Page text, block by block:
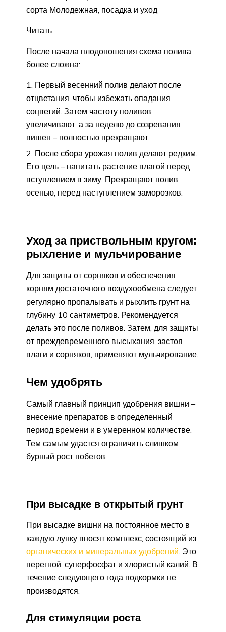
сорта Молодежная, посадка и уход
Читать
После начала плодоношения схема полива
более сложна:
Первый весенний полив делают после
отцветания, чтобы избежать опадания
соцветий. Затем частоту поливов
увеличивают, а за неделю до созревания
вишен – полностью прекращают.
После сбора урожая полив делают редким.
Его цель – напитать растение влагой перед
вступлением в зиму. Прекращают полив
осенью, перед наступлением заморозков.
Уход за приствольным кругом:
рыхление и мульчирование
Для защиты от сорняков и обеспечения
корням достаточного воздухообмена следует
регулярно пропалывать и рыхлить грунт на
глубину 10 сантиметров. Рекомендуется
делать это после поливов. Затем, для защиты
от преждевременного высыхания, застоя
влаги и сорняков, применяют мульчирование.
Чем удобрять
Самый главный принцип удобрения вишни –
внесение препаратов в определенный
период времени и в умеренном количестве.
Тем самым удастся ограничить слишком
бурный рост побегов.
При высадке в открытый грунт
При высадке вишни на постоянное место в
каждую лунку вносят комплекс, состоящий из
органических и минеральных удобрений. Это
перегной, суперфосфат и хлористый калий. В
течение следующего года подкормки не
производятся.
Для стимуляции роста